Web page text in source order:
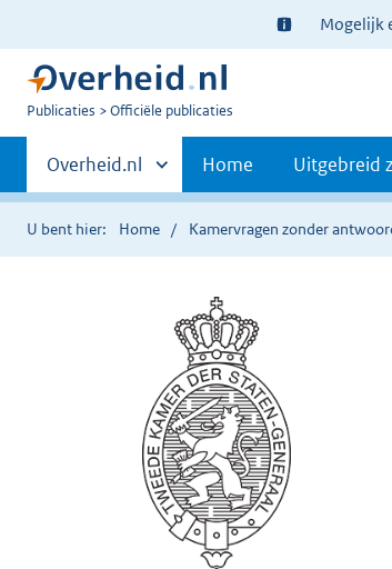
Ter
informatie:
Mogelijk
U
Publicaties Officiële publicaties
Primaire
navigatie
Andere
sites
binnen
Overheid.nl Home Uitgebreid
U bent hier: Home Kamervragen zonder